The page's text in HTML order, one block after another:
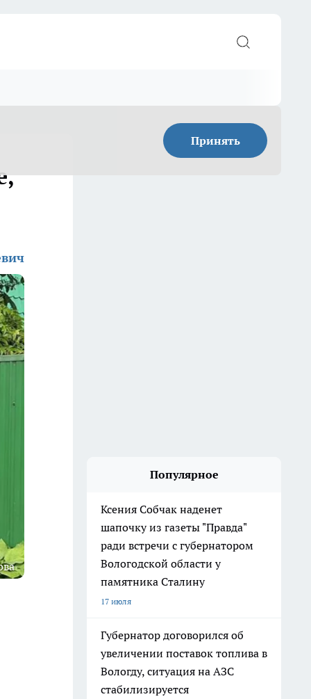
Принять
Популярное
Ксения Собчак наденет
шапочку из газеты "Правда"
ради встречи с губернатором
Вологодской области у
памятника Сталину
17 июля
Губернатор договорился об
увеличении поставок топлива в
Вологду, ситуация на АЗС
стабилизируется